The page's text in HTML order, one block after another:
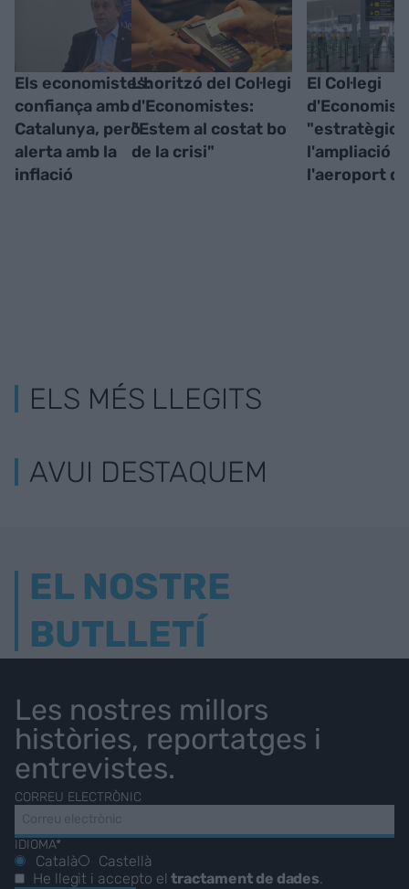
Els economistes:
confiança amb
Catalunya, però
alerta amb la
inflació
L'horitzó del Col·legi
d'Economistes:
"Estem al costat bo
de la crisi"
El Col·legi
l'ampliació
l'aeroport
ELS MÉS LLEGITS
AVUI DESTAQUEM
EL NOSTRE
BUTLLETÍ
Les nostres millors
històries, reportatges i
entrevistes.
CORREU ELECTRÒNIC
IDIOMA*
Català
Castellà
He llegit i accepto eltractament de dades.